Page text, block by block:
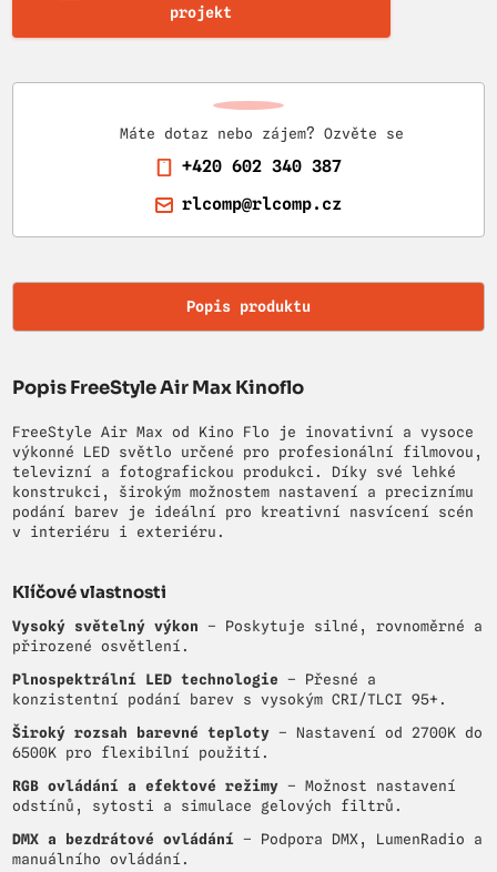
projekt
Máte dotaz nebo zájem? Ozvěte se
+420 602 340 387
rlcomp@rlcomp.cz
Popis produktu
Popis FreeStyle Air Max Kinoflo
FreeStyle Air Max od Kino Flo je inovativní a vysoce
výkonné LED světlo určené pro profesionální filmovou,
televizní a fotografickou produkci. Díky své lehké
konstrukci, širokým možnostem nastavení a preciznímu
podání barev je ideální pro kreativní nasvícení scén
v interiéru i exteriéru.
Klíčové vlastnosti
Vysoký světelný výkon – Poskytuje silné, rovnoměrné a
přirozené osvětlení.
Plnospektrální LED technologie – Přesné a
konzistentní podání barev s vysokým CRI/TLCI 95+.
Široký rozsah barevné teploty – Nastavení od 2700K do
6500K pro flexibilní použití.
RGB ovládání a efektové režimy – Možnost nastavení
odstínů, sytosti a simulace gelových filtrů.
DMX a bezdrátové ovládání – Podpora DMX, LumenRadio a
manuálního ovládání.